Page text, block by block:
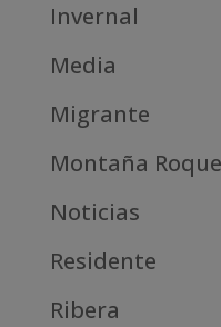
Invernal
Media
Migrante
Montaña
Noticias
Residente
Ribera